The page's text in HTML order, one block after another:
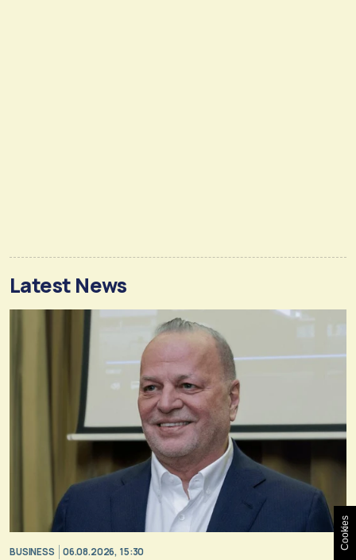
Latest News
BUSINESS 06.08.2026, 15:30
Cookies